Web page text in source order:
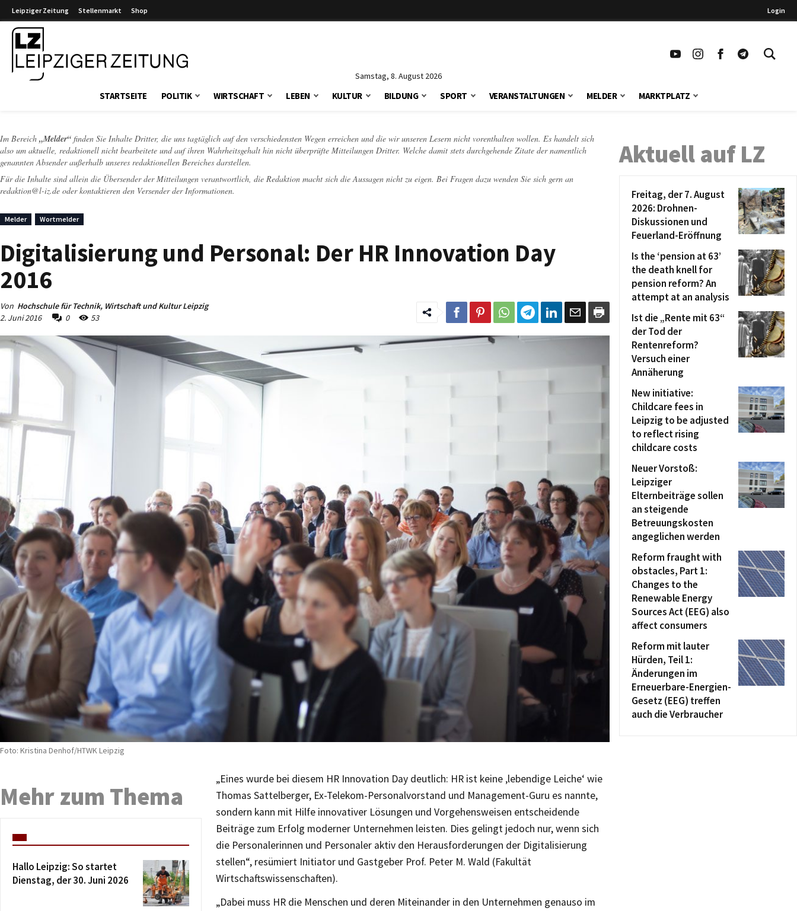
Leipziger Zeitung Stellenmarkt Shop Login
Samstag, 8. August 2026
STARTSEITE POLITIK WIRTSCHAFT LEBEN KULTUR BILDUNG SPORT VERANSTALTUNGEN MELDER MARKTPLATZ
Im Bereich „Melder“ finden Sie Inhalte Dritter, die uns tagtäglich auf den verschiedensten Wegen erreichen und die wir unseren Lesern nicht vorenthalten wollen. Es handelt sich
also um aktuelle, redaktionell nicht bearbeitete und auf ihren Wahrheitsgehalt hin nicht überprüfte Mitteilungen Dritter. Welche damit stets durchgehende Zitate der namentlich
genannten Absender außerhalb unseres redaktionellen Bereiches darstellen.
Für die Inhalte sind allein die Übersender der Mitteilungen verantwortlich, die Redaktion macht sich die Aussagen nicht zu eigen. Bei Fragen dazu wenden Sie sich gern an
redaktion@l-iz.de oder kontaktieren den Versender der Informationen.
Melder Wortmelder
Digitalisierung und Personal: Der HR Innovation Day
2016
Von Hochschule für Technik, Wirtschaft und Kultur Leipzig
2. Juni 2016
0 53
Foto: Kristina Denhof/HTWK Leipzig
„Eines wurde bei diesem HR Innovation Day deutlich: HR ist keine ‚lebendige Leiche‘ wie
Thomas Sattelberger, Ex-Telekom-Personalvorstand und Management-Guru es nannte,
sondern kann mit Hilfe innovativer Lösungen und Vorgehensweisen entscheidende
Beiträge zum Erfolg moderner Unternehmen leisten. Dies gelingt jedoch nur, wenn sich
die Personalerinnen und Personaler aktiv den Herausforderungen der Digitalisierung
stellen“, resümiert Initiator und Gastgeber Prof. Peter M. Wald (Fakultät
Wirtschaftswissenschaften).
„Dabei muss HR die Menschen und deren Miteinander in den Unternehmen genauso im
Mehr zum Thema
Hallo Leipzig: So startet
Dienstag, der 30. Juni 2026
Aktuell auf LZ
Freitag, der 7. August
2026: Drohnen-
Diskussionen und
Feuerland-Eröffnung
Is the ‘pension at 63’
the death knell for
pension reform? An
attempt at an analysis
Ist die „Rente mit 63“
der Tod der
Rentenreform?
Versuch einer
Annäherung
New initiative:
Childcare fees in
Leipzig to be adjusted
to reflect rising
childcare costs
Neuer Vorstoß:
Leipziger
Elternbeiträge sollen
an steigende
Betreuungskosten
angeglichen werden
Reform fraught with
obstacles, Part 1:
Changes to the
Renewable Energy
Sources Act (EEG) also
affect consumers
Reform mit lauter
Hürden, Teil 1:
Änderungen im
Erneuerbare-Energien-
Gesetz (EEG) treffen
auch die Verbraucher